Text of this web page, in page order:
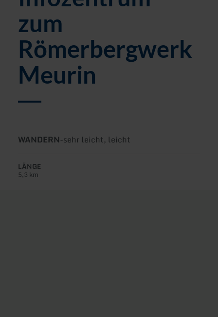
zum
Römerbergwerk
Meurin
Art
Tour:
WANDERN-Schwierigkeit:
sehr leicht, leicht
LÄNGE
5,3 km